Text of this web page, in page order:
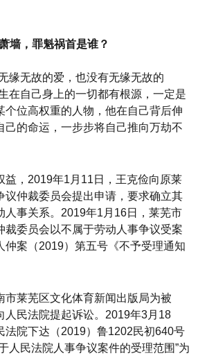
墙，罪魁祸首是谁？
缘无故的爱，也没有无缘无故的
在自己身上的一切都有根源，一定是
个位高权重的人物，他在自己背后伸
己的命运，一步步将自己推向万劫不
，2019年1月11日，王克俭向原莱
议仲裁委员会提出申请，要求确立其
人事关系。2019年1月16日，莱芜市
裁委员会以不属于劳动人事争议受案
仲案（2019）第五号《不予受理通知
莱芜区文化体育新闻出版局为被
人民法院提起诉讼。2019年3月18
法院下达（2019）鲁1202民初640号
人民法院人事争议案件的受理范围”为